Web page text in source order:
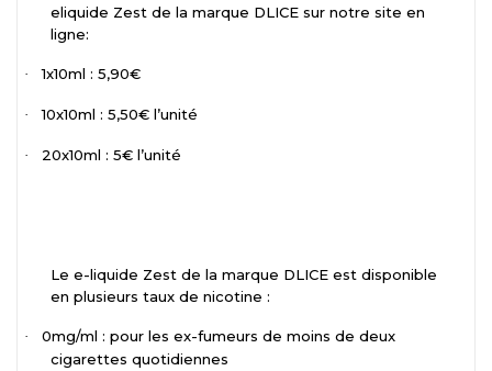
eliquide Zest de la marque DLICE sur notre site en
ligne:
· 1x10ml : 5,90€
· 10x10ml : 5,50€ l’unité
· 20x10ml : 5€ l’unité
Le e-liquide Zest de la marque DLICE est disponible
en plusieurs taux de nicotine :
·
0mg/ml : pour les ex-fumeurs de moins de deux
cigarettes quotidiennes